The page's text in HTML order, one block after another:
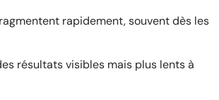
rapidement, souvent dès les
résultats visibles mais plus lents à